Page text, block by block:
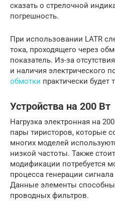
сказать о стрелочной
погрешность.
При использовании LATR
тока, проходящего через
показатель. Из-за
и наличия электрического
обмотки практически
Устройства на 200 Вт
Нагрузка электронная на
пары тиристоров, которые
многих моделей
низкой частоты. Также
модификации потребуется
процесса генерации
Данные элементы способны
проводных фильтров.